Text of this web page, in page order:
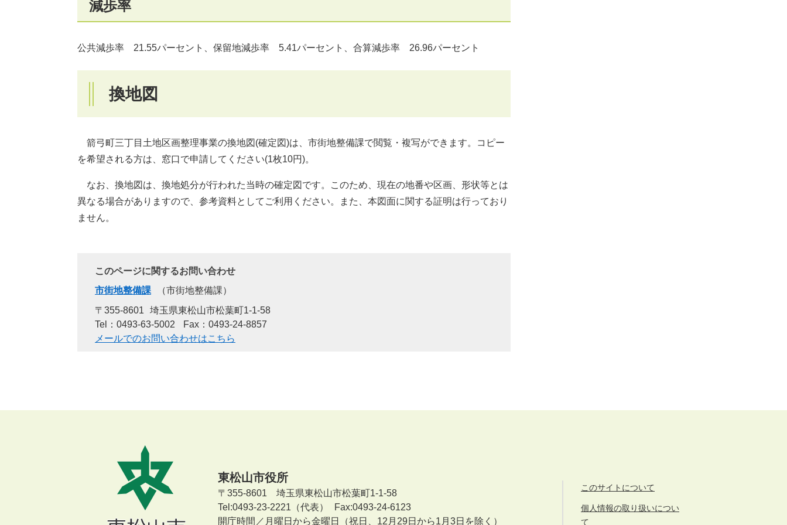
減歩率
公共減歩率 21.55パーセント、保留地減歩率 5.41パーセント、合算減歩率 26.96パーセント
換地図
箭弓町三丁目土地区画整理事業の換地図(確定図)は、市街地整備課で閲覧・複写ができます。コピー
を希望される方は、窓口で申請してください(1枚10円)。
なお、換地図は、換地処分が行われた当時の確定図です。このため、現在の地番や区画、形状等とは
異なる場合がありますので、参考資料としてご利用ください。また、本図面に関する証明は行っており
ません。
このページに関するお問い合わせ
市街地整備課
市街地整備課
〒355-8601
埼玉県東松山市松葉町1-1-58
Tel：0493-63-5002
Fax：0493-24-8857
メールでのお問い合わせはこちら
東松山市役所
〒355-8601 埼玉県東松山市松葉町1-1-58
Tel:0493-23-2221（代表）
Fax:0493-24-6123
開庁時間／月曜日から金曜日
（祝日、12月29日から1月3日を除く）
このサイトについて
個人情報の取り扱いについ
て